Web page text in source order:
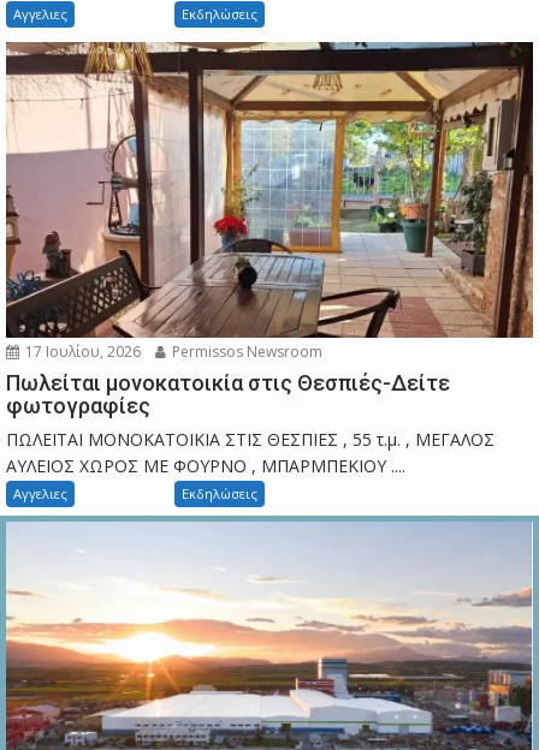
Αγγελιες Εκδηλώσεις
17 Ιουλίου, 2026 Permissos Newsroom
Πωλείται μονοκατοικία στις Θεσπιές-Δείτε
φωτογραφίες
ΠΩΛΕΙΤΑΙ ΜΟΝΟΚΑΤΟΙΚΙΑ ΣΤΙΣ ΘΕΣΠΙΕΣ , 55 τ.μ. , ΜΕΓΑΛΟΣ
ΑΥΛΕΙΟΣ ΧΩΡΟΣ ΜΕ ΦΟΥΡΝΟ , ΜΠΑΡΜΠΕΚΙΟΥ ....
Αγγελιες Εκδηλώσεις